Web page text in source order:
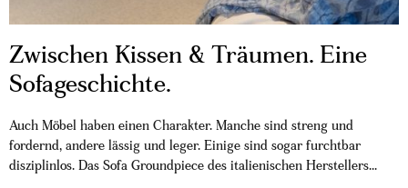
Zwischen Kissen & Träumen. Eine
Sofageschichte.
Auch Möbel haben einen Charakter. Manche sind streng und
fordernd, andere lässig und leger. Einige sind sogar furchtbar
disziplinlos. Das Sofa Groundpiece des italienischen Herstellers...